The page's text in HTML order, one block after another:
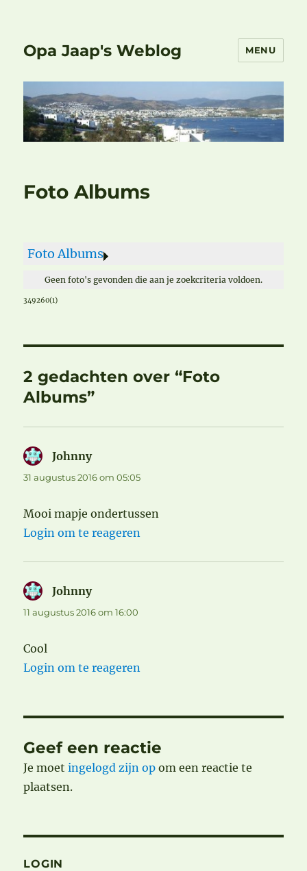
Opa Jaap's Weblog MENU
Foto Albums
Foto Albums
Geen foto's gevonden die aan je zoekcriteria voldoen.
349260(1)
2 gedachten over “Foto
Albums”
Johnnyschreef:
31 augustus 2016 om 05:05
Mooi mapje ondertussen
Login om te reageren
Johnnyschreef:
11 augustus 2016 om 16:00
Cool
Login om te reageren
Geef een reactie
Je moetingelogd zijn op om een reactie te
plaatsen.
LOGIN